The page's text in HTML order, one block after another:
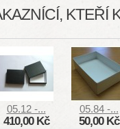
KTEŘÍ
05.12 -...
410,00 Kč
05.84 -...
50,00 Kč